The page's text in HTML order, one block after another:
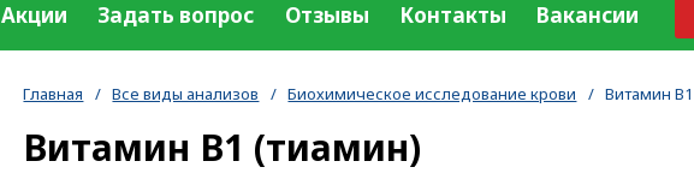
Акции Задать вопрос Отзывы Контакты Вакансии
Главная / Все виды анализов / Биохимическое исследование крови / Витамин
Витамин В1 (тиамин)